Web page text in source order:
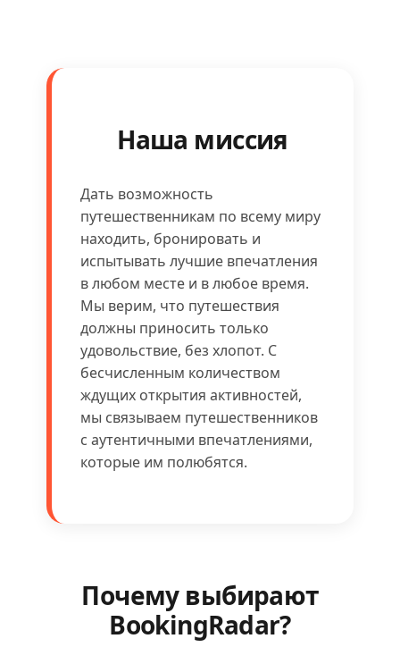
Наша миссия
Дать возможность
путешественникам по всему миру
находить, бронировать и
испытывать лучшие впечатления
в любом месте и в любое время.
Мы верим, что путешествия
должны приносить только
удовольствие, без хлопот. С
бесчисленным количеством
ждущих открытия активностей,
мы связываем путешественников
с аутентичными впечатлениями,
которые им полюбятся.
Почему выбирают
BookingRadar?